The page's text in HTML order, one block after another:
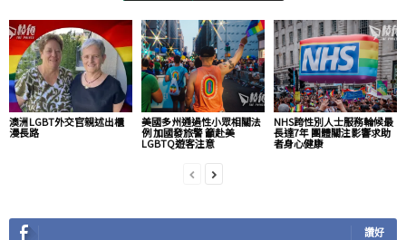
澳洲LGBT外交官親述出櫃
漫長路
美國多州通過性小眾相關法
例 加國發旅警 籲赴美
LGBTQ遊客注意
NHS跨性別人士服務輪候最
長達7年 團體關注影響求助
者身心健康
讚好